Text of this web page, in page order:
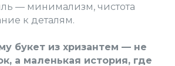
— минимализм, чистота
к деталям.
букет из хризантем — не
а маленькая история, где